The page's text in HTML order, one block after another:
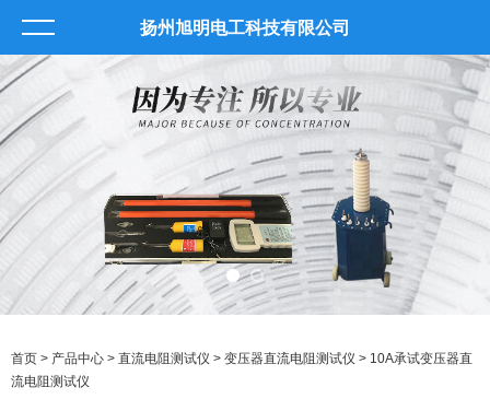
扬州旭明电工科技有限公司
首页 > 产品中心 > 直流电阻测试仪 > 变压器直流电阻测试仪 > 10A承试变压器直
流电阻测试仪